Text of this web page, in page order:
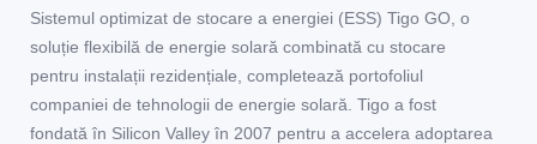
Sistemul optimizat de stocare a energiei (ESS) Tigo GO, o
soluție flexibilă de energie solară combinată cu stocare
pentru instalații rezidențiale, completează portofoliul
companiei de tehnologii de energie solară. Tigo a fost
fondată în Silicon Valley în 2007 pentru a accelera adoptarea